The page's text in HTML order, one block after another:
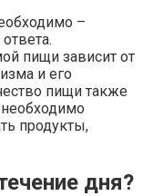
–
пищи зависит от
и его
пищи также
продукты,
дня?